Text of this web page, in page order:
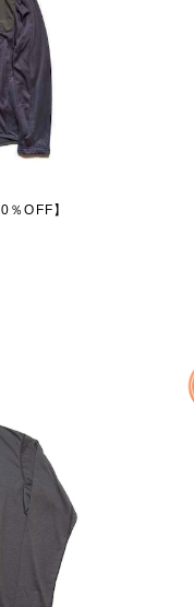
OFF】